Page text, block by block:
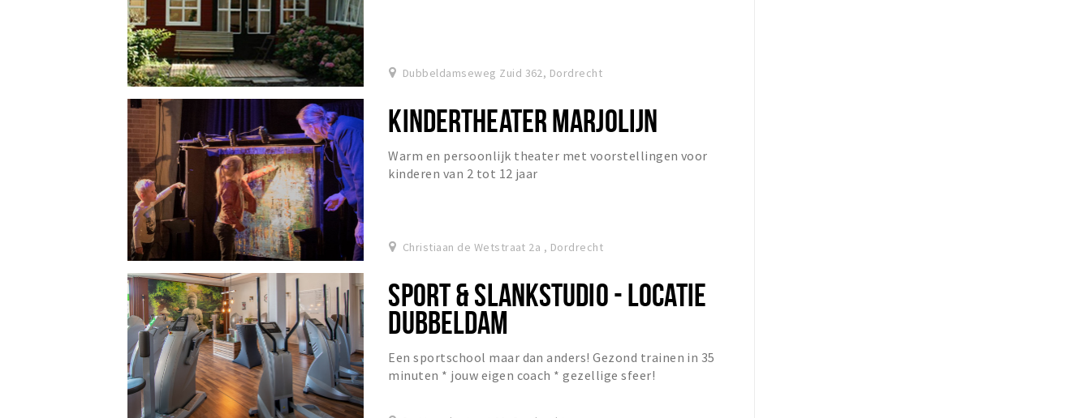
Dubbeldamseweg Zuid 362, Dordrecht
KINDERTHEATER MARJOLIJN
Warm en persoonlijk theater met voorstellingen voor
kinderen van 2 tot 12 jaar
Christiaan de Wetstraat 2a , Dordrecht
SPORT & SLANKSTUDIO - LOCATIE
DUBBELDAM
Een sportschool maar dan anders! Gezond trainen in 35
minuten * jouw eigen coach * gezellige sfeer!